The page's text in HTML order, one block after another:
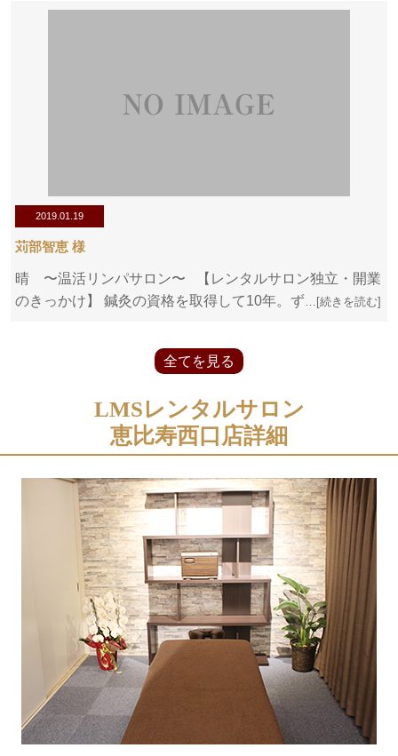
2019.01.19
苅部智恵 様
晴 〜温活リンパサロン〜 【レンタルサロン独立・開業
のきっかけ】 鍼灸の資格を取得して10年。ず…[続きを読む]
全てを見る
LMSレンタルサロン
恵比寿西口店詳細